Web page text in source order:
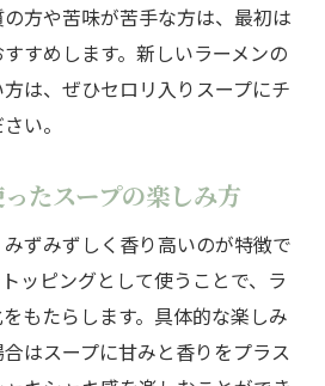
方や苦味が苦手な方は、最初は
すめします。新しいラーメンの
は、ぜひセロリ入りスープにチ
い。
たスープの楽しみ方
ずみずしく香り高いのが特徴で
ッピングとして使うことで、ラ
もたらします。具体的な楽しみ
はスープに甘みと香りをプラス